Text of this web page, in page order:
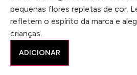
pequenas flores repletas de cor.
refletem o espírito da marca e
crianças.
ADICIONAR